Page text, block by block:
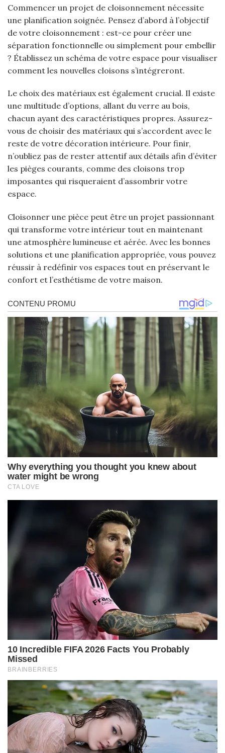
Commencer un projet de cloisonnement nécessite
une planification soignée. Pensez d’abord à l’objectif
de votre cloisonnement : est-ce pour créer une
séparation fonctionnelle ou simplement pour embellir
? Établissez un schéma de votre espace pour visualiser
comment les nouvelles cloisons s’intégreront.
Le choix des matériaux est également crucial. Il existe
une multitude d’options, allant du verre au bois,
chacun ayant des caractéristiques propres. Assurez-
vous de choisir des matériaux qui s’accordent avec le
reste de votre décoration intérieure. Pour finir,
n’oubliez pas de rester attentif aux détails afin d’éviter
les pièges courants, comme des cloisons trop
imposantes qui risqueraient d’assombrir votre
espace.
Cloisonner une pièce peut être un projet passionnant
qui transforme votre intérieur tout en maintenant
une atmosphère lumineuse et aérée. Avec les bonnes
solutions et une planification appropriée, vous pouvez
réussir à redéfinir vos espaces tout en préservant le
confort et l’esthétisme de votre maison.